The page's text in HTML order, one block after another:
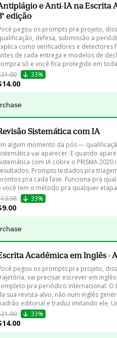
e Anti-IA na Escrita
edição
pegou os prompts pra projeto,
defesa, submissão a
como verificadores e detectores
de cada entrega e modelos de
só e você fica protegido em
33%
Sistemática com IA
algum momento da pós —
vai aparecer. E quando
com IA cobre o PRISMA
Prompts testados pra
pra cada fase. Funciona pra
você tem o método pra qualquer
33%
Acadêmica em Inglês -
pegou os prompts pra projeto,
vai precisar escrever em
pra periódico internacional. O
sua revista-alvo, não num inglês
editorial e traduz imitando ele.
33%